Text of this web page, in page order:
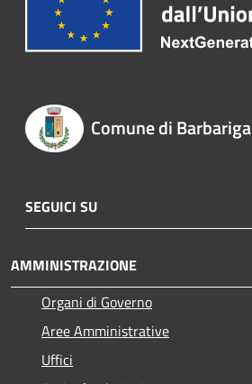
Comune di Barbariga
SEGUICI SU
AMMINISTRAZIONE
Organi di Governo
Aree Amministrative
Uffici